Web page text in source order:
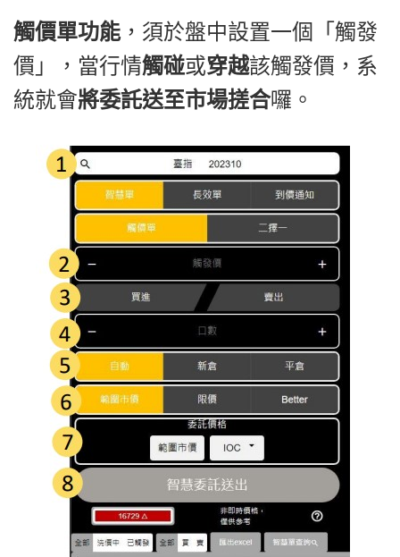
觸價單功能，須於盤中設置一個「觸發
價」，當行情觸碰或穿越該觸發價，系
統就會將委託送至市場搓合囉 。